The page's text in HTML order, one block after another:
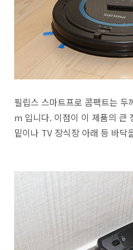
필립스 스마트프로 콤팩트는
m 입니다. 이점이 이 제품의 큰
밑이나 TV 장식장 아래 등 바닥